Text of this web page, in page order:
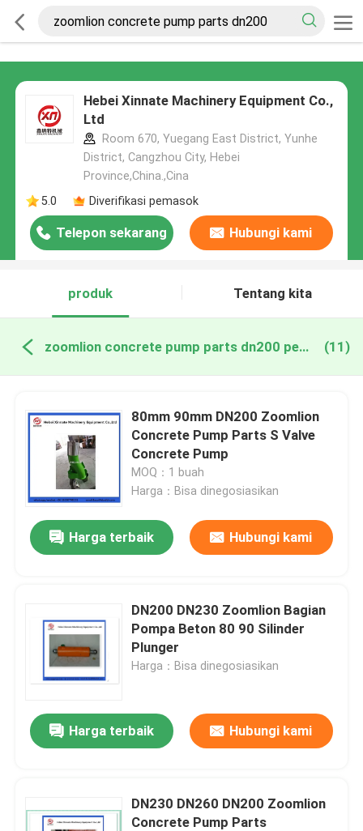
Hebei Xinnate Machinery Equipment Co.,
Ltd
Room 670, Yuegang East District, Yunhe
District, Cangzhou City, Hebei
Province,China.,Cina
5.0
Diverifikasi pemasok
Telepon sekarang Hubungi kami
produk Tentang kita
zoomlion concrete pump parts dn200 pembuatan online (11)
80mm 90mm DN200 Zoomlion
Concrete Pump Parts S Valve
Concrete Pump
MOQ：1 buah
Harga：Bisa dinegosiasikan
Harga terbaik Hubungi kami
DN200 DN230 Zoomlion Bagian
Pompa Beton 80 90 Silinder
Plunger
Harga：Bisa dinegosiasikan
Harga terbaik Hubungi kami
DN230 DN260 DN200 Zoomlion
Concrete Pump Parts